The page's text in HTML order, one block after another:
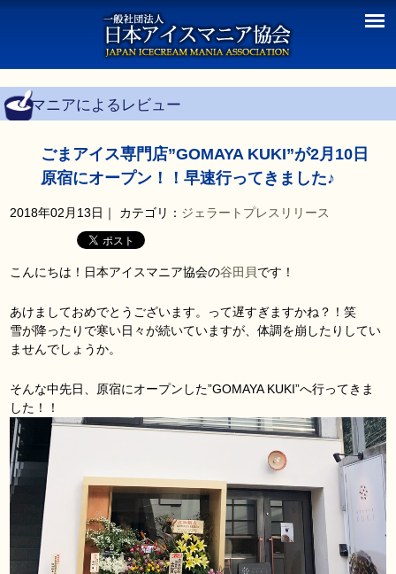
マニアによるレビュー
ごまアイス専門店”GOMAYA KUKI”が2月10日
原宿にオープン！！早速行ってきました♪
2018年02月13日 ｜ カテゴリ： ジェラート プレスリリース
こんにちは！日本アイスマニア協会の谷田貝です！
あけましておめでとうございます。って遅すぎますかね？！笑
雪が降ったりで寒い日々が続いていますが、体調を崩したりしてい
ませんでしょうか。
そんな中先日、原宿にオープンした”GOMAYA KUKI”へ行ってきま
した！！